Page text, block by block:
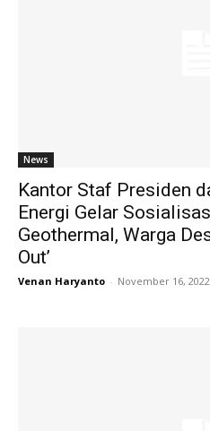
News
Kantor Staf Presiden
Energi Gelar
Geothermal, Warga
Out’
Venan Haryanto - November 16, 2022